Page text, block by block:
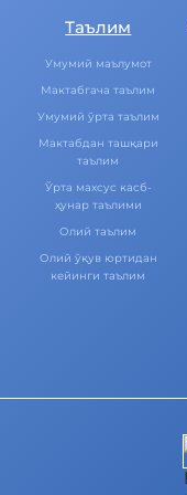
Таълим
Умумий маълумот
Мактабгача таълим
Умумий ўрта таълим
Мактабдан ташқари
таълим
Ўрта махсус касб-
ҳунар таълими
Олий таълим
Олий ўқув юртидан
кейинги таълим